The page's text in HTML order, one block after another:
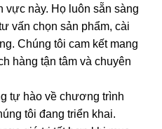
vực này. Họ luôn sẵn sàng
vấn chọn sản phẩm, cài
Chúng tôi cam kết mang
hàng tận tâm và chuyên
tự hào về chương trình
tôi đang triển khai.